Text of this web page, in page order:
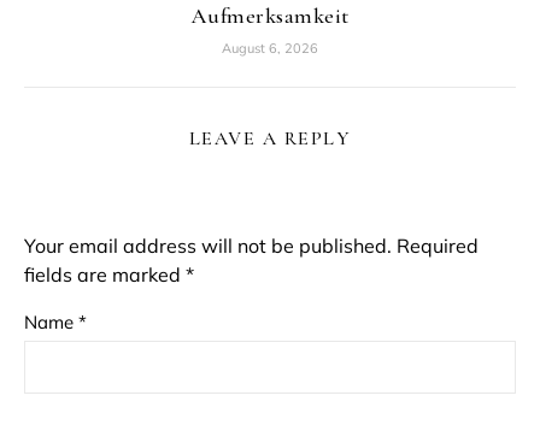
Aufmerksamkeit
August 6, 2026
LEAVE A REPLY
Your email address will not be published. Required
fields are marked *
Name *